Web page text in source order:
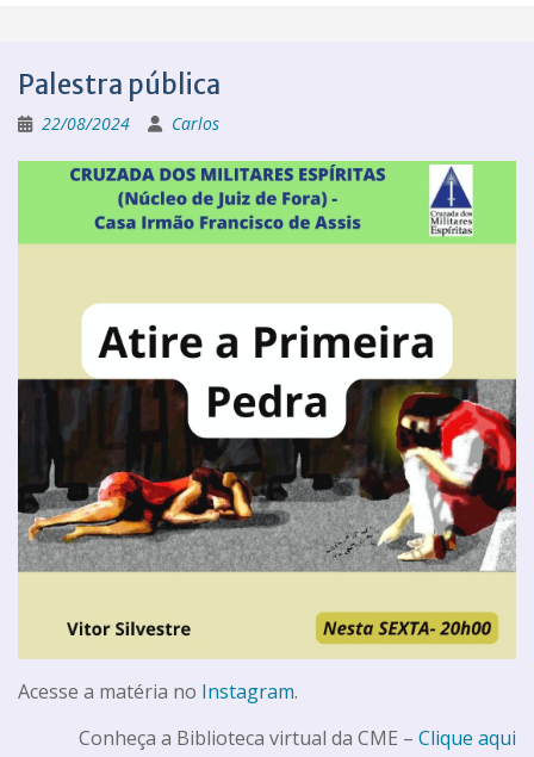
Palestra pública
22/08/2024 Carlos
Acesse a matéria no Instagram.
Conheça a Biblioteca virtual da CME – Clique aqui